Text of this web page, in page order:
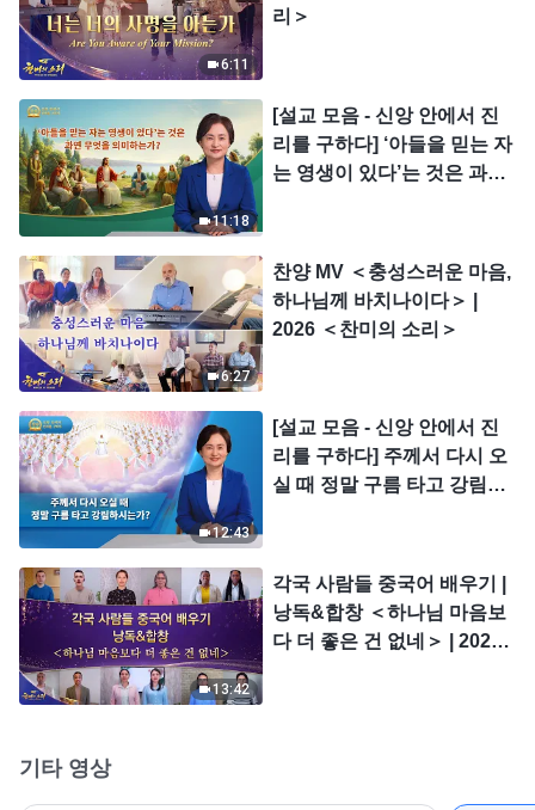
6:11
리＞
11:18
[설교 모음 - 신앙 안에서 진
리를 구하다] ‘아들을 믿는 자
는 영생이 있다’는 것은 과연
6:27
찬양 MV ＜충성스러운 마음,
하나님께 바치나이다＞ |
2026 ＜찬미의 소리＞
12:43
[설교 모음 - 신앙 안에서 진
리를 구하다] 주께서 다시 오
실 때 정말 구름 타고 강림하
13:42
각국 사람들 중국어 배우기 |
낭독&합창 ＜하나님 마음보
다 더 좋은 건 없네＞ | 2026
기타 영상